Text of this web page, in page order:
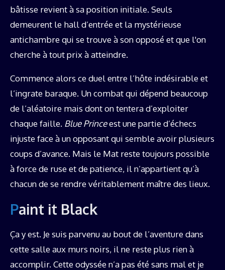
bâtisse revient à sa position initiale. Seuls
demeurent le hall d’entrée et la mystérieuse
antichambre qui se trouve à son opposé et que l'on
cherche à tout prix à atteindre.
Commence alors ce duel entre l’hôte indésirable et
l’ingrate baraque. Un combat qui dépend beaucoup
de l’aléatoire mais dont on tentera d’exploiter
chaque faille. Blue Princeest une partie d’échecs
injuste face à un opposant qui semble avoir plusieurs
coups d’avance. Mais le Mat reste toujours possible
à force de ruse et de patience, il n’appartient qu’à
chacun de se rendre véritablement maître des lieux.
Paint it Black
Ça y est. Je suis parvenu au bout de l’aventure dans
cette salle aux murs noirs, il ne reste plus rien à
accomplir. Cette odyssée n’a pas été sans mal et je